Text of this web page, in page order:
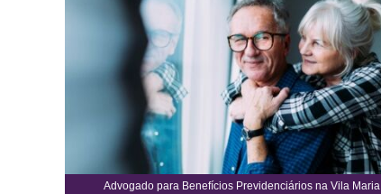
Advogado para Benefícios Previdenciários na Vila Maria